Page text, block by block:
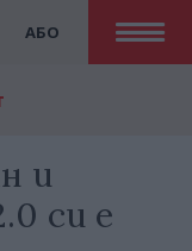
АБО
и
си е